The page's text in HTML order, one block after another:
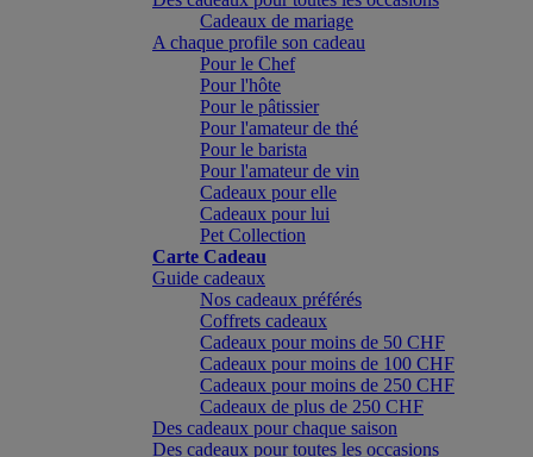
Cadeaux de mariage
A chaque profile son cadeau
Pour le Chef
Pour l'hôte
Pour le pâtissier
Pour l'amateur de thé
Pour le barista
Pour l'amateur de vin
Cadeaux pour elle
Cadeaux pour lui
Pet Collection
Carte Cadeau
Guide cadeaux
Nos cadeaux préférés
Coffrets cadeaux
Cadeaux pour moins de 50 CHF
Cadeaux pour moins de 100 CHF
Cadeaux pour moins de 250 CHF
Cadeaux de plus de 250 CHF
Des cadeaux pour chaque saison
Des cadeaux pour toutes les occasions